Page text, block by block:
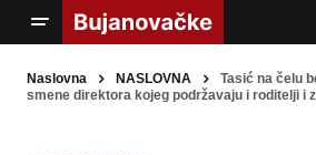
Naslovna NASLOVNA
Tasić na čelu
smene direktora kojeg podržavaju i roditelji i